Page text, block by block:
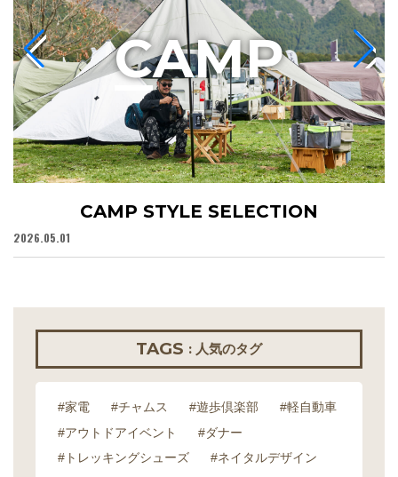
CAMP STYLE SELECTION
2026.05.01
CAMP
TAGS : 人気のタグ
#家電 #チャムス #遊歩倶楽部
#軽自動車
#アウトドアイベント
#ダナー
#トレッキングシューズ
#ネイタルデザイン